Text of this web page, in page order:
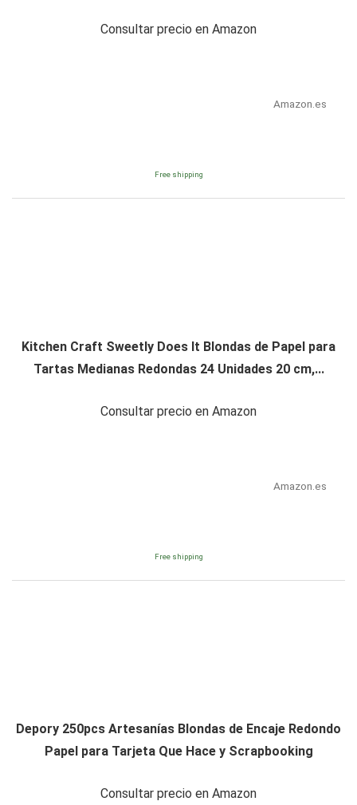
Consultar precio en Amazon
Amazon.es
Free shipping
Kitchen Craft Sweetly Does It Blondas de Papel para
Tartas Medianas Redondas 24 Unidades 20 cm,...
Consultar precio en Amazon
Amazon.es
Free shipping
Depory 250pcs Artesanías Blondas de Encaje Redondo
Papel para Tarjeta Que Hace y Scrapbooking
Consultar precio en Amazon